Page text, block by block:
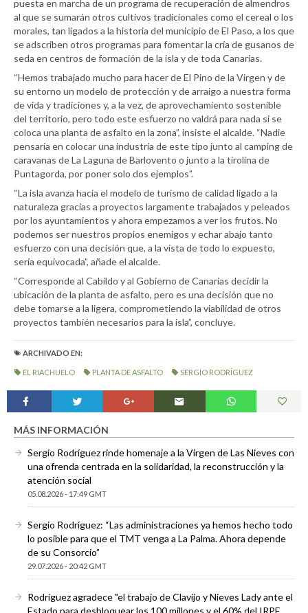
puesta en marcha de un programa de recuperación de almendros
al que se sumarán otros cultivos tradicionales como el cereal o los
morales, tan ligados a la historia del municipio de El Paso, a los que
se adscriben otros programas para fomentar la cría de gusanos de
seda en centros de formación de la isla y de toda Canarias.
“Hemos trabajado mucho para hacer de El Pino de la Virgen y de
su entorno un modelo de protección y de arraigo a nuestra forma
de vida y tradiciones y, a la vez, de aprovechamiento sostenible
del territorio, pero todo este esfuerzo no valdrá para nada si se
coloca una planta de asfalto en la zona”, insiste el alcalde. “Nadie
pensaría en colocar una industria de este tipo junto al camping de
caravanas de La Laguna de Barlovento o junto a la tirolina de
Puntagorda, por poner solo dos ejemplos”.
“La isla avanza hacia el modelo de turismo de calidad ligado a la
naturaleza gracias a proyectos largamente trabajados y peleados
por los ayuntamientos y ahora empezamos a ver los frutos. No
podemos ser nuestros propios enemigos y echar abajo tanto
esfuerzo con una decisión que, a la vista de todo lo expuesto,
sería equivocada”, añade el alcalde.
“Corresponde al Cabildo y al Gobierno de Canarias decidir la
ubicación de la planta de asfalto, pero es una decisión que no
debe tomarse a la ligera, comprometiendo la viabilidad de otros
proyectos también necesarios para la isla”, concluye.
ARCHIVADO EN:
EL RIACHUELO PLANTA DE ASFALTO SERGIO RODRÍGUEZ
MÁS INFORMACIÓN
Sergio Rodríguez rinde homenaje a la Virgen de Las Nieves con
una ofrenda centrada en la solidaridad, la reconstrucción y la
atención social
05.08.2026 - 17:49 GMT
Sergio Rodríguez: “Las administraciones ya hemos hecho todo
lo posible para que el TMT venga a La Palma. Ahora depende
de su Consorcio”
29.07.2026 - 20:42 GMT
Rodríguez agradece "el trabajo de Clavijo y Nieves Lady ante el
Estado para desbloquear los 100 millones y el 60% del IRPF